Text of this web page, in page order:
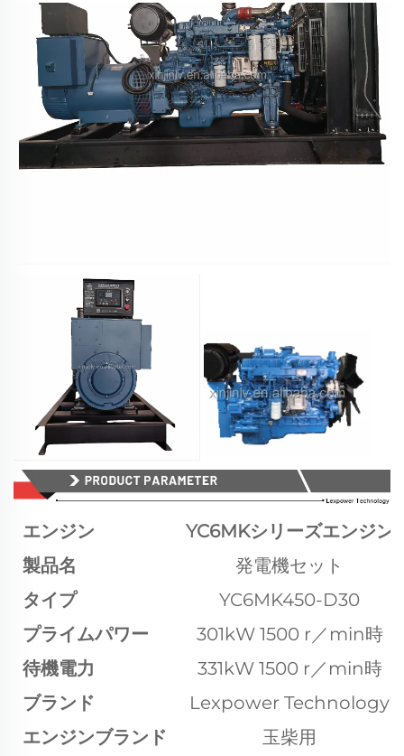
エンジン
YC6MKシリーズエンジン
製品名
発電機セット
タイプ
YC6MK450-D30
プライムパワー
301kW 1500 r／min時
待機電力
331kW 1500 r／min時
ブランド
Lexpower Technology
エンジンブランド
玉柴用